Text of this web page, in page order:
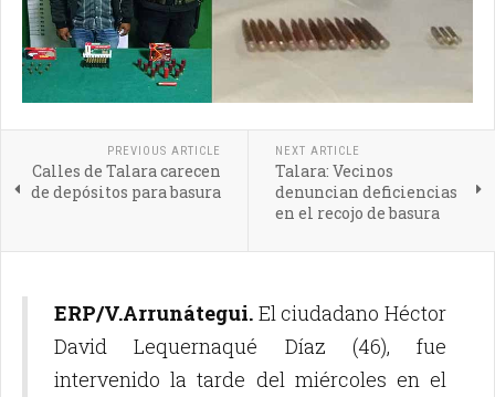
PREVIOUS ARTICLE
Calles de Talara carecen
de depósitos para basura
NEXT ARTICLE
Talara: Vecinos
denuncian deficiencias
en el recojo de basura
ERP/V.Arrunátegui. El ciudadano Héctor
David Lequernaqué Díaz (46), fue
intervenido la tarde del miércoles en el